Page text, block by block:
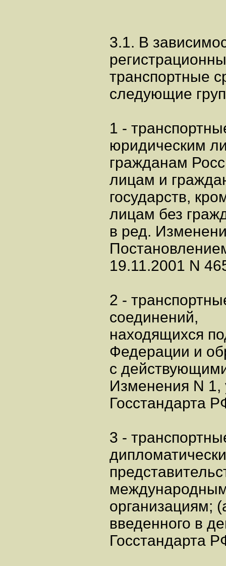
3.1. В
транспортные
следующие
1 -
юридическим
гражданам
лицам и
государств,
лицам без
в ред.
19.11.2001 N
2 -
соединений,
находящихся
Федерации и
с
Изменения N 1,
Госстандарта
3 -
организациям;
введенного в
Госстандарта